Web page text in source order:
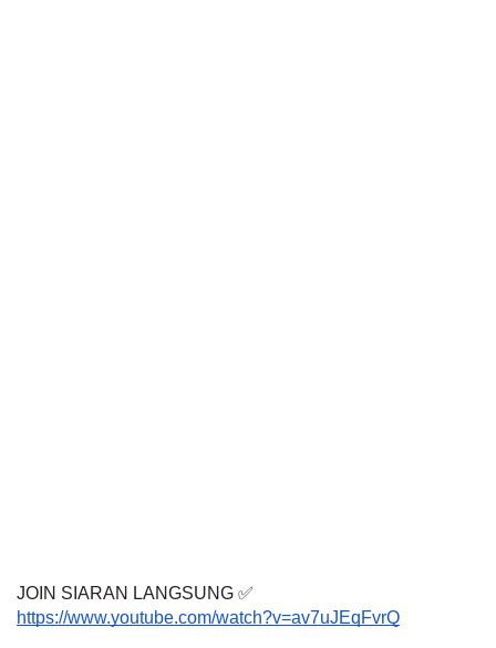
JOIN SIARAN LANGSUNG ✅
https://www.youtube.com/watch?v=av7uJEqFvrQ